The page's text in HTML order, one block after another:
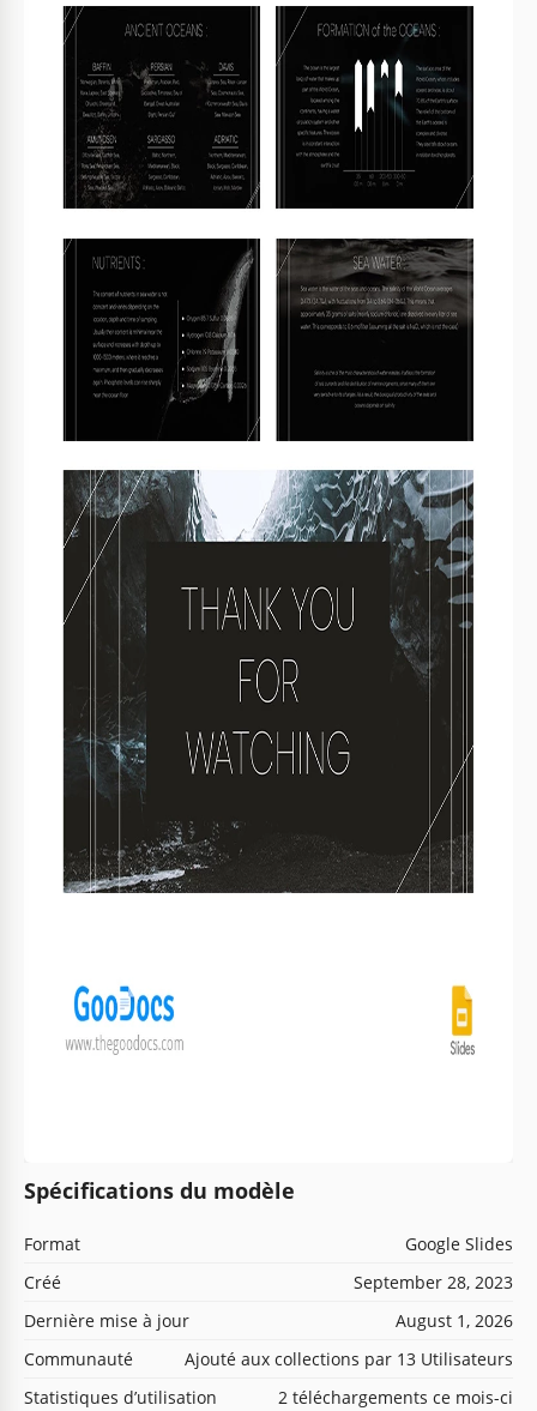
Spécifications du modèle
Format
Google Slides
Créé
September 28, 2023
Dernière mise à jour
August 1, 2026
Communauté
Ajouté aux collections par 13 Utilisateurs
Statistiques d’utilisation
2 téléchargements ce mois-ci